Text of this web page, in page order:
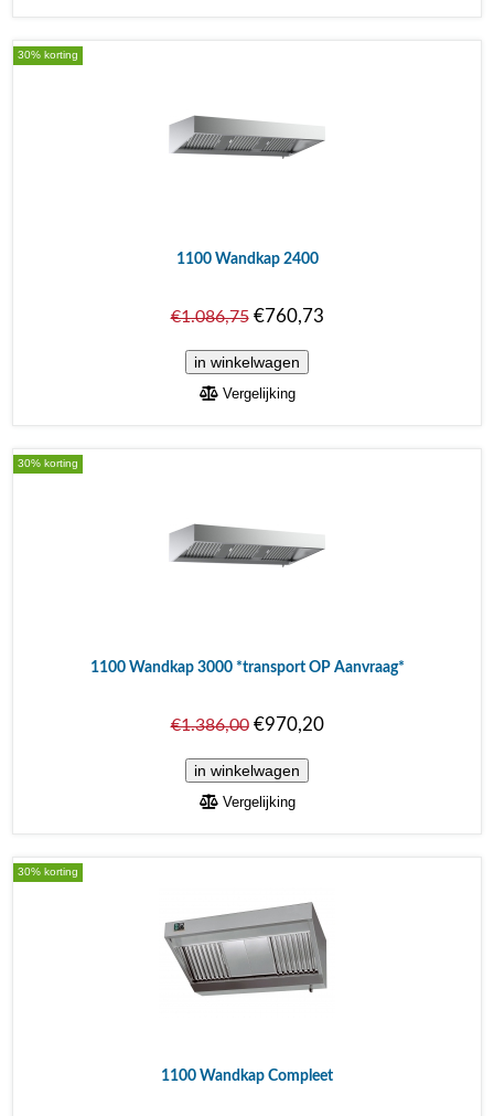
30% korting
1100 Wandkap 2400
€1.086,75€760,73
Vergelijking
30% korting
1100 Wandkap 3000 *transport OP Aanvraag*
€1.386,00€970,20
Vergelijking
30% korting
1100 Wandkap Compleet